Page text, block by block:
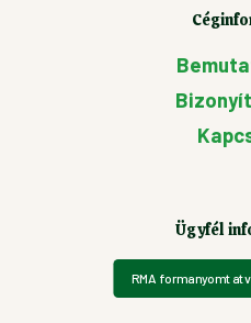
Ügyfél
RMA